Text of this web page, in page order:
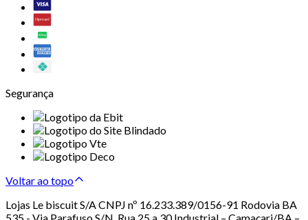
Segurança
Voltar ao topo
Lojas Le biscuit S/A CNPJ nº 16.233.389/0156-91 Rodovia BA